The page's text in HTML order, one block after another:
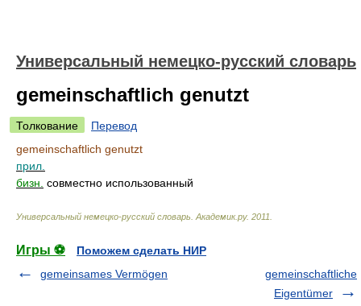
Универсальный немецко-русский словарь
gemeinschaftlich genutzt
Толкование
Перевод
gemeinschaftlich genutzt
прил.
бизн. совместно использованный
Универсальный немецко-русский словарь Академик.ру. 2011
Игры ⚽
Поможем сделать НИР
gemeinsames Vermögen
gemeinschaftliche
Eigentümer